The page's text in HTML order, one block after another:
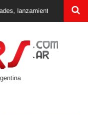
y test drives de